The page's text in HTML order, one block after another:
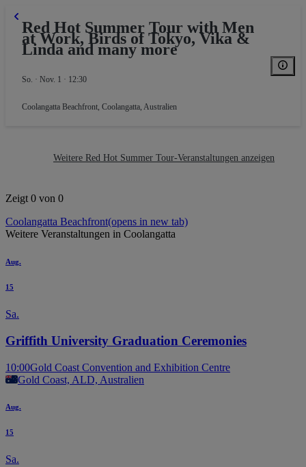
Red Hot Summer Tour with Men
at Work, Birds of Tokyo, Vika &
Linda and many more
So. · Nov. 1 · 12:30
Coolangatta Beachfront, Coolangatta, Australien
Weitere Red Hot Summer Tour-Veranstaltungen anzeigen
Zeigt 0 von 0
Coolangatta Beachfront(opens in new tab)
Weitere Veranstaltungen in Coolangatta
Aug.
15
Sa.
Griffith University Graduation Ceremonies
10:00Gold Coast Convention and Exhibition Centre
Gold Coast, ALD, Australien
Aug.
15
Sa.